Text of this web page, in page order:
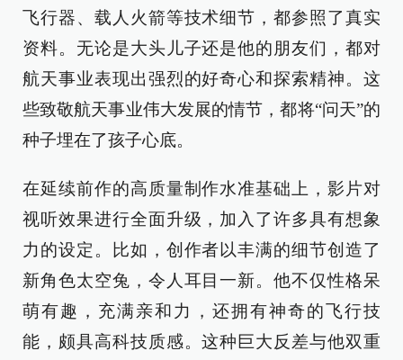
飞行器、载人火箭等技术细节，都参照了真实
资料。无论是大头儿子还是他的朋友们，都对
航天事业表现出强烈的好奇心和探索精神。这
些致敬航天事业伟大发展的情节，都将“问天”的
种子埋在了孩子心底。
在延续前作的高质量制作水准基础上，影片对
视听效果进行全面升级，加入了许多具有想象
力的设定。比如，创作者以丰满的细节创造了
新角色太空兔，令人耳目一新。他不仅性格呆
萌有趣，充满亲和力，还拥有神奇的飞行技
能，颇具高科技质感。这种巨大反差与他双重